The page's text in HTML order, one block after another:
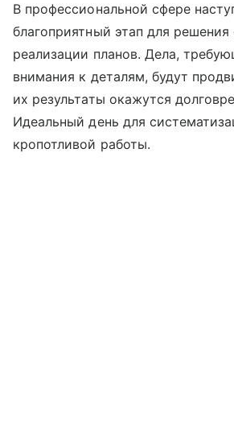
В профессиональной сфере
благоприятный этап для
реализации планов. Дела,
внимания к деталям, будут
их результаты окажутся
Идеальный день для
кропотливой работы.